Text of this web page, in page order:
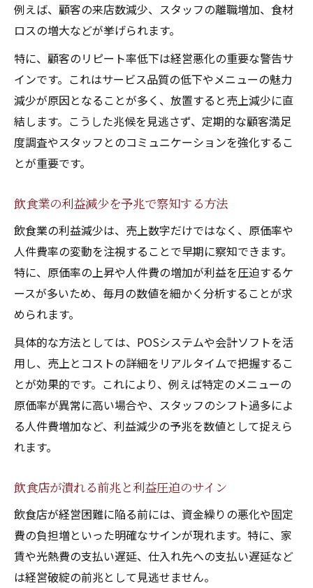
例えば、顧客の来店数減少、スタッフの離職増加、食材
ロスの増大などが挙げられます。
特に、顧客のリピート率低下は経営悪化の重要な警告サ
インです。これはサービス品質の低下やメニューの魅力
減少が原因となることが多く、放置すると売上減少に直
結します。こうした兆候を見逃さず、定期的な顧客満足
度調査やスタッフとのコミュニケーションを強化するこ
とが重要です。
飲食業の利益減少を予兆で察知する方法
飲食業の利益減少は、売上数字だけではなく、原価率や
人件費率の変動を注視することで早期に察知できます。
特に、原価率の上昇や人件費の増加が利益を圧迫するケ
ースが多いため、毎月の数値を細かく分析することが求
められます。
具体的な方法としては、POSシステムや会計ソフトを活
用し、売上とコストの詳細をリアルタイムで把握するこ
とが効果的です。これにより、例えば特定のメニューの
原価率が異常に高い場合や、スタッフのシフト過多によ
る人件費増加など、利益減少の予兆を数値として捉えら
れます。
飲食店が潰れる前兆と利益圧迫のサイン
飲食店が経営困難に陥る前には、資金繰りの悪化や固定
費の負担増といった明確なサインが現れます。特に、家
賃や光熱費の支払い遅延、仕入れ先への支払い遅延など
は経営破綻の前兆として見逃せません。